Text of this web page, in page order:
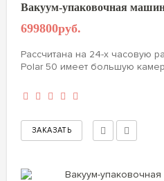
Вакуум-упаковочная
699800руб.
Рассчитана на 24-х часовую
Polar 50 имеет большую